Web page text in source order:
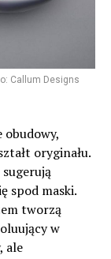
Callum Designs
obudowy,
oryginału.
spod maski.
tworzą
w
ale